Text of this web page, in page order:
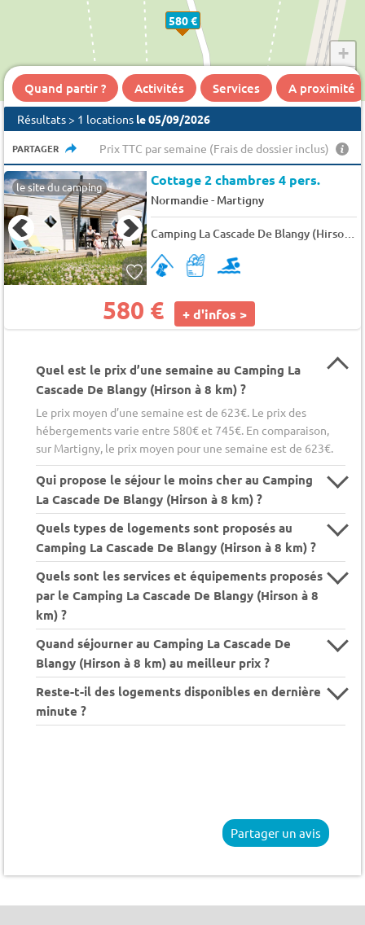
580 €
+
−
Quand partir ? Activités Services A proximité
Résultats > 1 locations le 05/09/2026
PARTAGER Prix TTC par semaine (Frais de dossier inclus)
le site du camping Cottage 2 chambres 4 pers.
Normandie- Martigny
580 € + d'infos >
Quel est le prix d’une semaine au Camping La
Cascade De Blangy (Hirson à 8 km) ?
Le prix moyen d’une semaine est de 623€. Le prix des
hébergements varie entre 580€ et 745€. En comparaison,
sur Martigny, le prix moyen pour une semaine est de 623€.
Qui propose le séjour le moins cher au Camping
La Cascade De Blangy (Hirson à 8 km) ?
Quels types de logements sont proposés au
Camping La Cascade De Blangy (Hirson à 8 km) ?
Quels sont les services et équipements proposés
par le Camping La Cascade De Blangy (Hirson à 8
km) ?
Quand séjourner au Camping La Cascade De
Blangy (Hirson à 8 km) au meilleur prix ?
Reste-t-il des logements disponibles en dernière
minute ?
Partager un avis